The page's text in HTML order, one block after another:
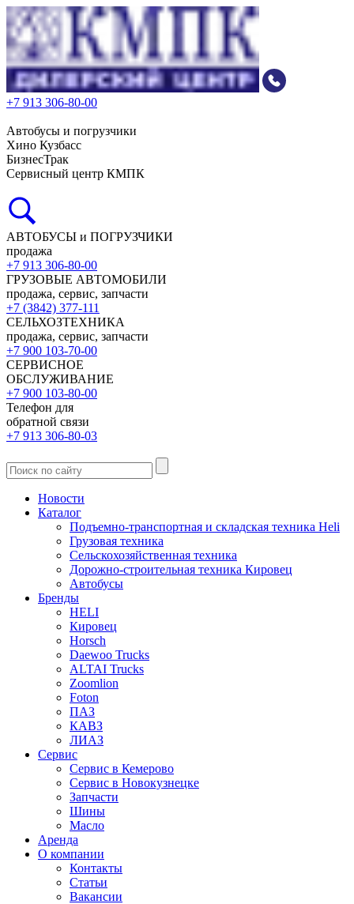
+7 913 306-80-00
Автобусы и погрузчики
Хино Кузбасс
БизнесТрак
Сервисный центр КМПК
АВТОБУСЫ и ПОГРУЗЧИКИ
продажа
+7 913 306-80-00
ГРУЗОВЫЕ АВТОМОБИЛИ
продажа, сервис, запчасти
+7 (3842) 377-111
СЕЛЬХОЗТЕХНИКА
продажа, сервис, запчасти
+7 900 103-70-00
СЕРВИСНОЕ
ОБСЛУЖИВАНИЕ
+7 900 103-80-00
Телефон для
обратной связи
+7 913 306-80-03
Новости
Каталог
Подъемно-транспортная и складская техника Heli
Грузовая техника
Сельскохозяйственная техника
Дорожно-строительная техника Кировец
Автобусы
Бренды
HELI
Кировец
Horsch
Daewoo Trucks
ALTAI Trucks
Zoomlion
Foton
ПАЗ
КАВЗ
ЛИАЗ
Сервис
Сервис в Кемерово
Сервис в Новокузнецке
Запчасти
Шины
Масло
Аренда
О компании
Контакты
Статьи
Вакансии